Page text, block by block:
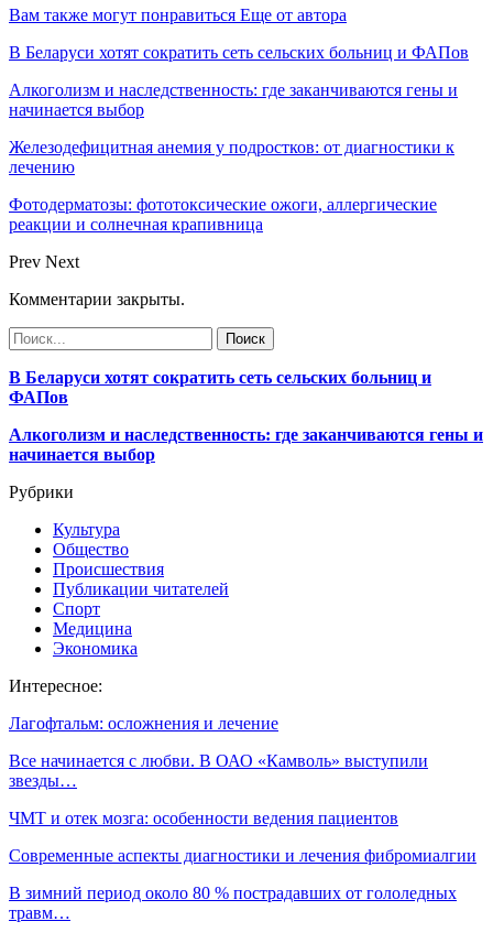
Вам также могут понравиться Еще от автора
В Беларуси хотят сократить сеть сельских больниц и ФАПов
Алкоголизм и наследственность: где заканчиваются гены и
начинается выбор
Железодефицитная анемия у подростков: от диагностики к
лечению
Фотодерматозы: фототоксические ожоги, аллергические
реакции и солнечная крапивница
Prev Next
Комментарии закрыты.
В Беларуси хотят сократить сеть сельских больниц и
ФАПов
Алкоголизм и наследственность: где заканчиваются гены и
начинается выбор
Рубрики
Культура
Общество
Происшествия
Публикации читателей
Спорт
Медицина
Экономика
Интересное:
Лагофтальм: осложнения и лечение
Все начинается с любви. В ОАО «Камволь» выступили
звезды…
ЧМТ и отек мозга: особенности ведения пациентов
Современные аспекты диагностики и лечения фибромиалгии
В зимний период около 80 % пострадавших от гололедных
травм…